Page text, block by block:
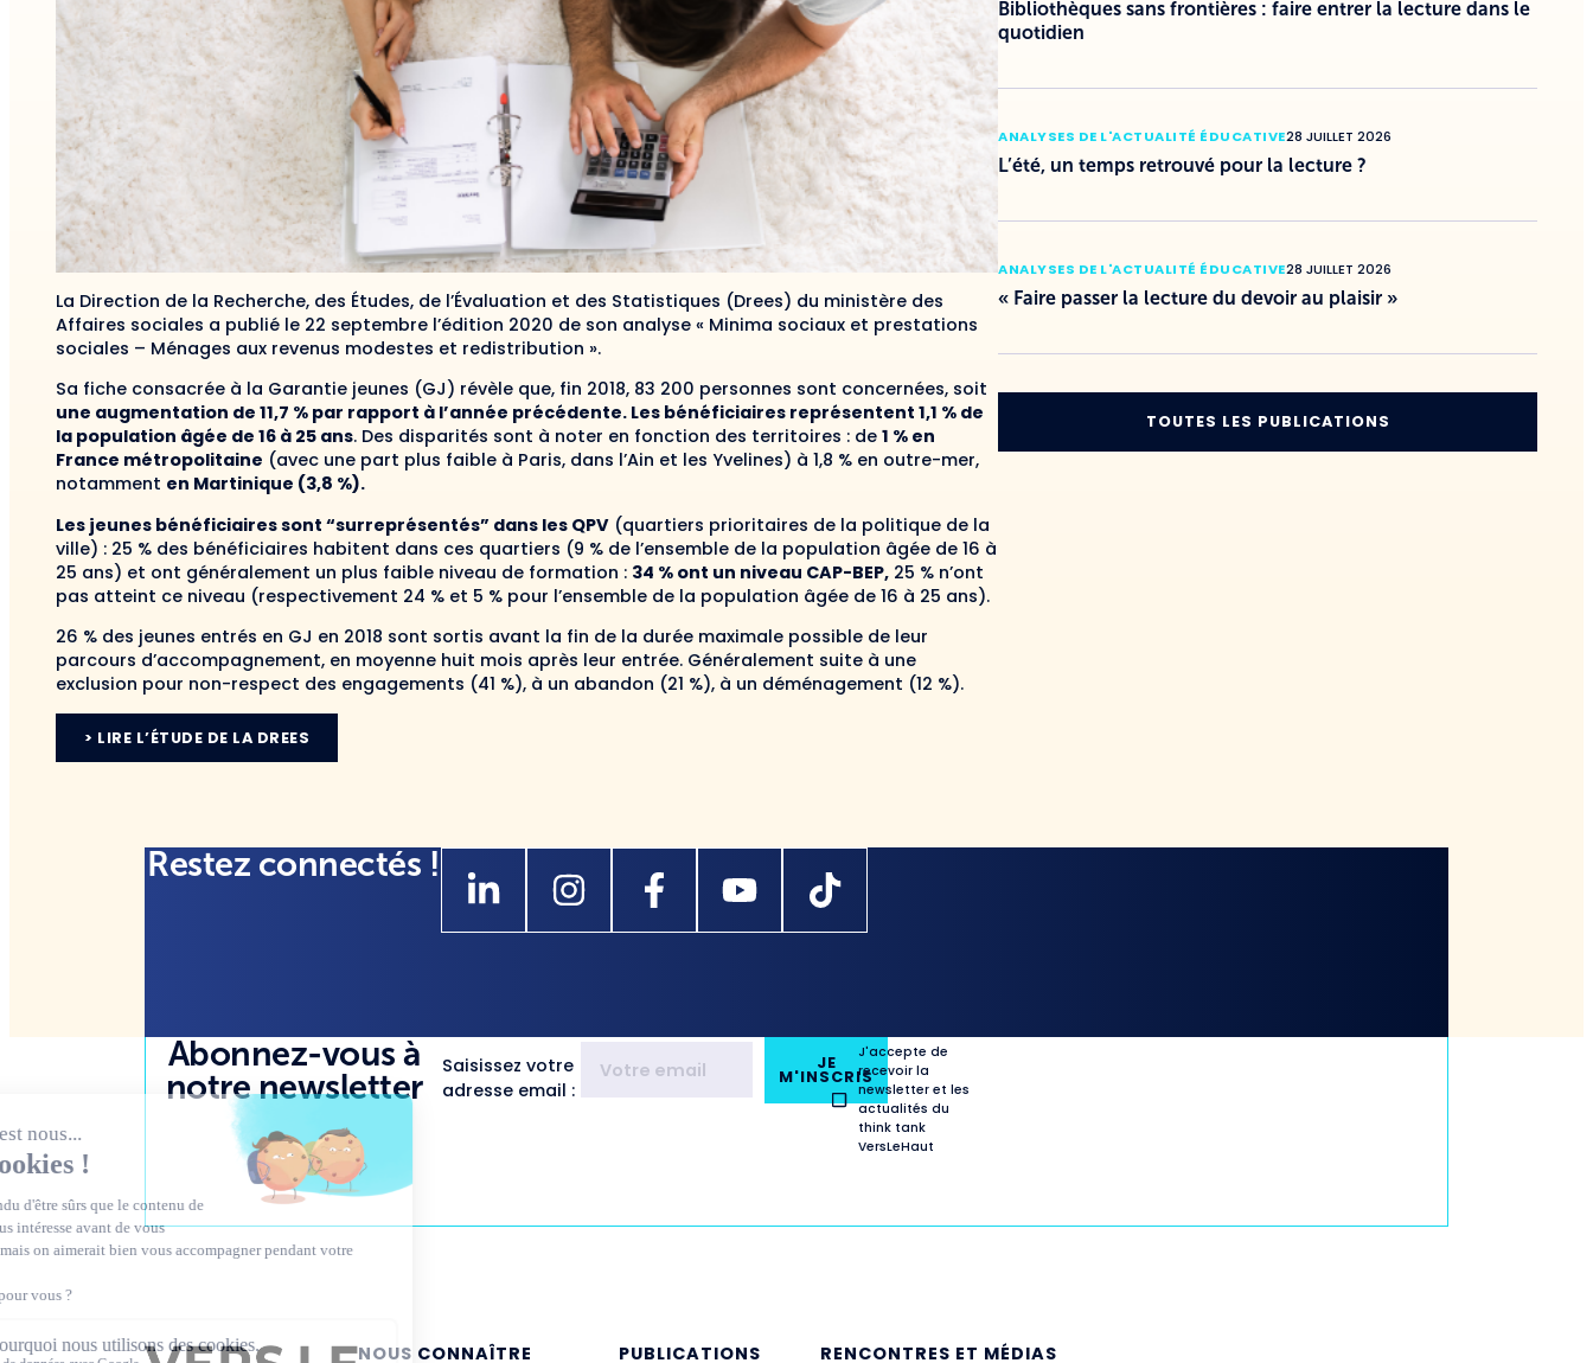
La Direction de la Recherche, des Études, de l’Évaluation et des Statistiques (Drees) du ministère des
Affaires sociales a publié le 22 septembre l’édition 2020 de son analyse « Minima sociaux et prestations
sociales – Ménages aux revenus modestes et redistribution ».
Sa fiche consacrée à la Garantie jeunes (GJ) révèle que, fin 2018, 83 200 personnes sont concernées, soit
une augmentation de 11,7 % par rapport à l’année précédente. Les bénéficiaires représentent 1,1 % de
la population âgée de 16 à 25 ans. Des disparités sont à noter en fonction des territoires : de 1 % en
France métropolitaine (avec une part plus faible à Paris, dans l’Ain et les Yvelines) à 1,8 % en outre-mer,
notamment en Martinique (3,8 %).
Les jeunes bénéficiaires sont “surreprésentés” dans les QPV (quartiers prioritaires de la politique de la
ville) : 25 % des bénéficiaires habitent dans ces quartiers (9 % de l’ensemble de la population âgée de 16 à
25 ans) et ont généralement un plus faible niveau de formation : 34 % ont un niveau CAP-BEP, 25 % n’ont
pas atteint ce niveau (respectivement 24 % et 5 % pour l’ensemble de la population âgée de 16 à 25 ans).
26 % des jeunes entrés en GJ en 2018 sont sortis avant la fin de la durée maximale possible de leur
parcours d’accompagnement, en moyenne huit mois après leur entrée. Généralement suite à une
exclusion pour non-respect des engagements (41 %), à un abandon (21 %), à un déménagement (12 %).
> LIRE L’ÉTUDE DE LA DREES
Bibliothèques sans frontières : faire entrer la lecture dans le
quotidien
ANALYSES DE L'ACTUALITÉ ÉDUCATIVE28 JUILLET 2026
L’été, un temps retrouvé pour la lecture ?
ANALYSES DE L'ACTUALITÉ ÉDUCATIVE28 JUILLET 2026
« Faire passer la lecture du devoir au plaisir »
TOUTES LES PUBLICATIONS
Restez connectés !
Abonnez-vous à
notre newsletter
Saisissez votre
adresse email :
JE
M'INSCRIS
J'accepte de
recevoir la
newsletter et les
actualités du
think tank
VersLeHaut
NOUS CONNAÎTRE PUBLICATIONS RENCONTRES ET MÉDIAS